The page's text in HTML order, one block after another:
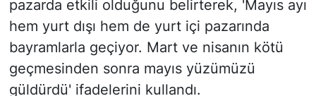
pazarda etkili olduğunu belirterek, 'Mayıs ayı
hem yurt dışı hem de yurt içi pazarında
bayramlarla geçiyor. Mart ve nisanın kötü
geçmesinden sonra mayıs yüzümüzü
güldürdü' ifadelerini kullandı.